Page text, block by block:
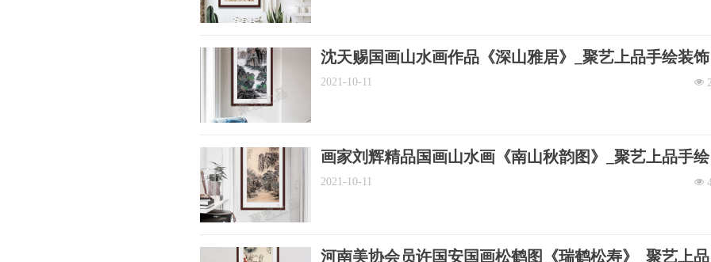
沈天赐国画山水画作品《深山雅居》_聚艺上品手绘装饰
画
넶
2021-10-11
画家刘辉精品国画山水画《南山秋韵图》_聚艺上品手绘
装饰画
넶
2021-10-11
河南美协会员许国安国画松鹤图《瑞鹤松寿》_聚艺上品